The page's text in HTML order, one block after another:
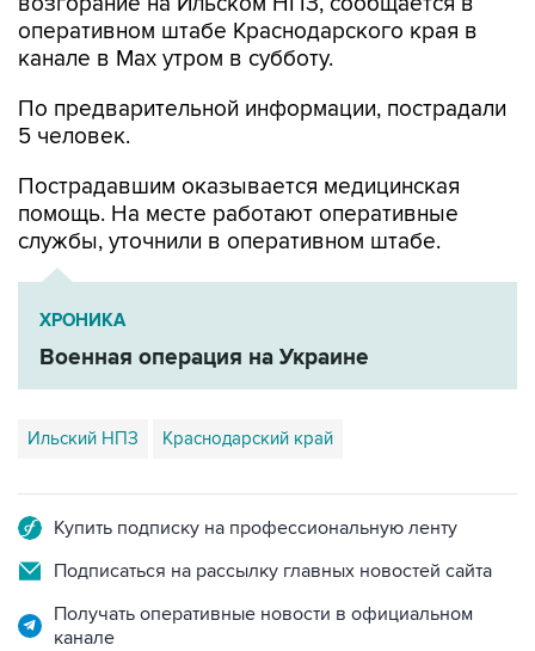
оперативном штабе Краснодарского края в
канале в Max утром в субботу.
По предварительной информации, пострадали
5 человек.
Пострадавшим оказывается медицинская
помощь. На месте работают оперативные
службы, уточнили в оперативном штабе.
ХРОНИКА
Военная операция на Украине
Ильский НПЗ Краснодарский край
Купить подписку на профессиональную ленту
Подписаться на рассылку главных новостей сайта
Получать оперативные новости в официальном
канале